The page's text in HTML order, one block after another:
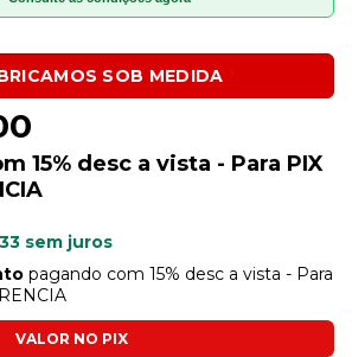
15% desc a vista - Para PIX
sem juros
pagando com 15% desc a vista - Para